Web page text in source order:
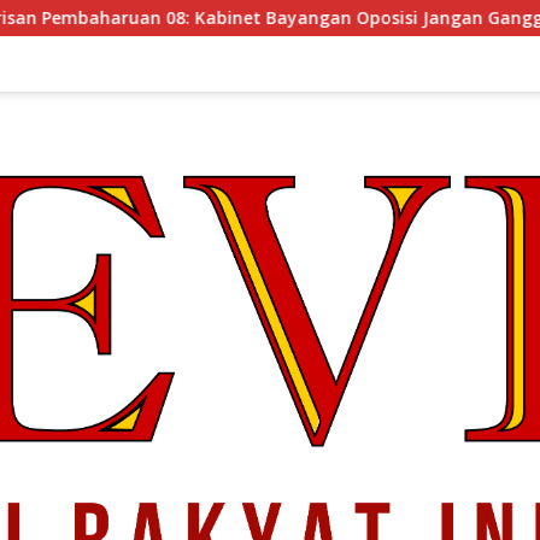
Bayangan Oposisi Jangan Ganggu Stabilitas Nasional